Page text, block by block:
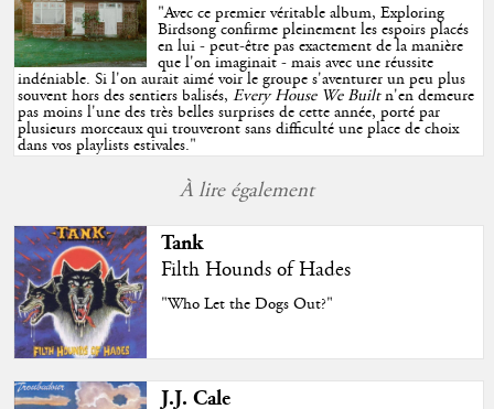
"Avec ce premier véritable album, Exploring
Birdsong confirme pleinement les espoirs placés
en lui - peut-être pas exactement de la manière
que l'on imaginait - mais avec une réussite
indéniable. Si l'on aurait aimé voir le groupe s'aventurer un peu plus
souvent hors des sentiers balisés,Every House We Builtn'en demeure
pas moins l'une des très belles surprises de cette année, porté par
plusieurs morceaux qui trouveront sans difficulté une place de choix
dans vos playlists estivales."
À lire également
Tank
Filth Hounds of Hades
"Who Let the Dogs Out?"
J.J. Cale